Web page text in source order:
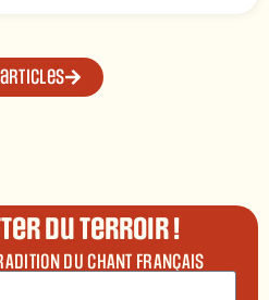
articles
du terroir !
DU CHANT FRANÇAIS